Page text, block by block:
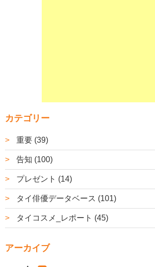
カテゴリー
重要 (39)
告知 (100)
プレゼント (14)
タイ俳優データベース (101)
タイコスメ_レポート (45)
アーカイブ